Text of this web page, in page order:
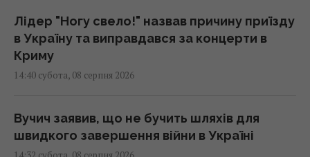
Лідер "Ногу свело!" назвав причину приїзду
в Україну та виправдався за концерти в
Криму
14:40 субота, 08 серпня 2026
Вучич заявив, що не бучить шляхів для
швидкого завершення війни в Україні